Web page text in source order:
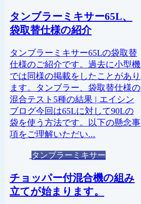
タンブラーミキサー65L、
袋取替仕様の紹介
タンブラーミキサー65Lの袋取替
仕様のご紹介です。過去に小型機
では同様の掲載をしたことがあり
ます。タンブラー、袋取替仕様の
混合テスト5種の結果 | エイシン
ブログ今回は65Lに対して90Lの
袋を使う方法です。 以下の懸念事
項をご理解いただい...
タンブラーミキサー
チョッパー付混合機の組み
立てが始まります。